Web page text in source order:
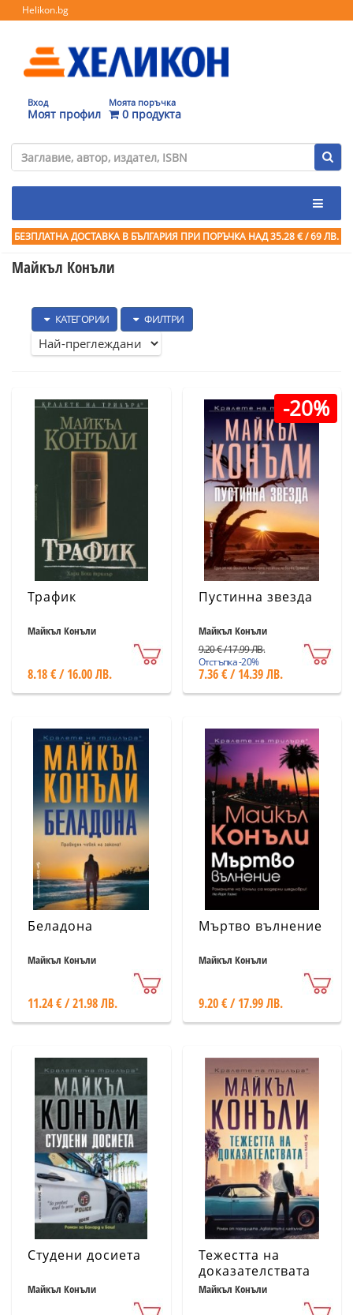
Helikon.bg
Вход
Моят профил
Моята поръчка
0 продукта
БЕЗПЛАТНА ДОСТАВКА В БЪЛГАРИЯ ПРИ ПОРЪЧКА НАД 35.28 € / 69 ЛВ.
Майкъл Конъли
КАТЕГОРИИ ФИЛТРИ
Трафик
Майкъл Конъли
8.18 € / 16.00 ЛВ.
-20%
Пустинна звезда
Майкъл Конъли
9.20 € / 17.99 ЛВ.
Отстъпка -20%
7.36 € / 14.39 ЛВ.
Беладона
Майкъл Конъли
11.24 € / 21.98 ЛВ.
Мъртво вълнение
Майкъл Конъли
9.20 € / 17.99 ЛВ.
Студени досиета
Майкъл Конъли
Тежестта на
доказателствата
Майкъл Конъли